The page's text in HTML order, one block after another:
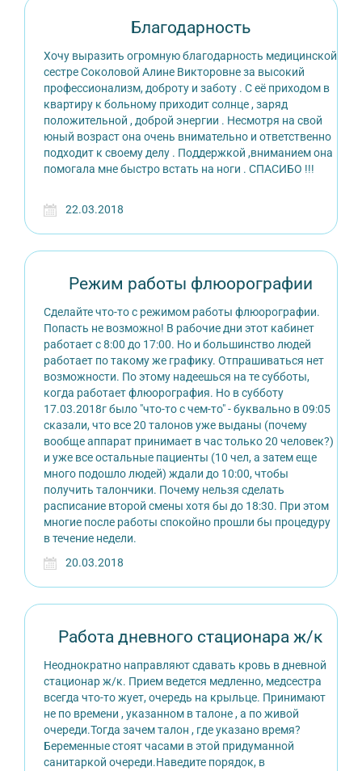
Благодарность
Хочу выразить огромную благодарность медицинской
сестре Соколовой Алине Викторовне за высокий
профессионализм, доброту и заботу . С её приходом в
квартиру к больному приходит солнце , заряд
положительной , доброй энергии . Несмотря на свой
юный возраст она очень внимательно и ответственно
подходит к своему делу . Поддержкой ,вниманием она
помогала мне быстро встать на ноги . СПАСИБО !!!
22.03.2018
Режим работы флюорографии
Сделайте что-то с режимом работы флюорографии.
Попасть не возможно! В рабочие дни этот кабинет
работает с 8:00 до 17:00. Но и большинство людей
работает по такому же графику. Отпрашиваться нет
возможности. По этому надеешься на те субботы,
когда работает флюорография. Но в субботу
17.03.2018г было "что-то с чем-то" - буквально в 09:05
сказали, что все 20 талонов уже выданы (почему
вообще аппарат принимает в час только 20 человек?)
и уже все остальные пациенты (10 чел, а затем еще
много подошло людей) ждали до 10:00, чтобы
получить талончики. Почему нельзя сделать
расписание второй смены хотя бы до 18:30. При этом
многие после работы спокойно прошли бы процедуру
в течение недели.
20.03.2018
Работа дневного стационара ж/к
Неоднократно направляют сдавать кровь в дневной
стационар ж/к. Прием ведется медленно, медсестра
всегда что-то жует, очередь на крыльце. Принимают
не по времени , указанном в талоне , а по живой
очереди.Тогда зачем талон , где указано время?
Беременные стоят часами в этой придуманной
санитаркой очереди.Наведите порядок, в